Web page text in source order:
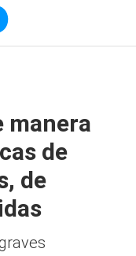
manera
de
de